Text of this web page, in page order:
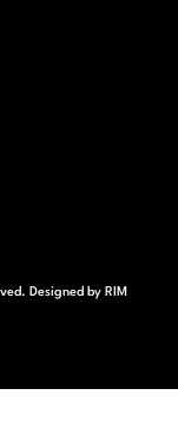
Designed by RIM